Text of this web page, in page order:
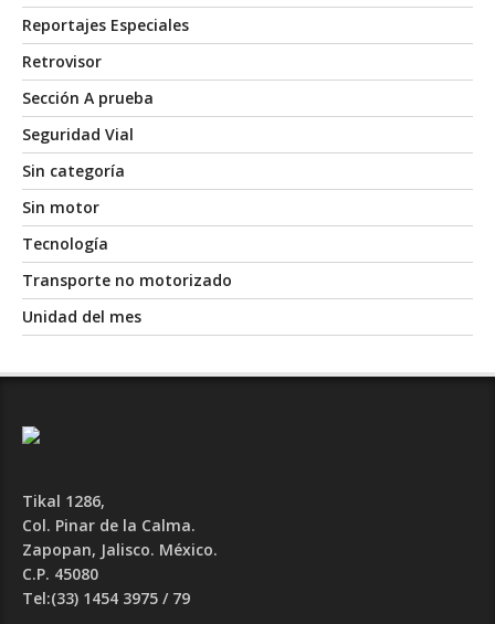
Reportajes Especiales
Retrovisor
Sección A prueba
Seguridad Vial
Sin categoría
Sin motor
Tecnología
Transporte no motorizado
Unidad del mes
Tikal 1286,
Col. Pinar de la Calma.​
Zapopan, Jalisco. México.
C.P. 45080​
Tel:(33) 1454 3975 / 79